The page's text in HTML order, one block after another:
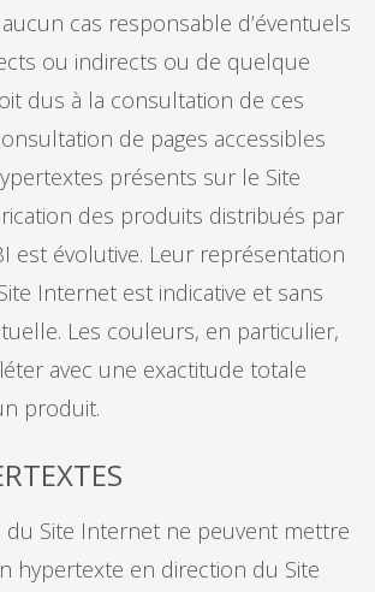
aucun cas responsable d’éventuels
ou indirects ou de quelque
dus à la consultation de ces
de pages accessibles
présents sur le Site
des produits distribués par
est évolutive. Leur représentation
Internet est indicative et sans
Les couleurs, en particulier,
avec une exactitude totale
produit.
du Site Internet ne peuvent mettre
hypertexte en direction du Site